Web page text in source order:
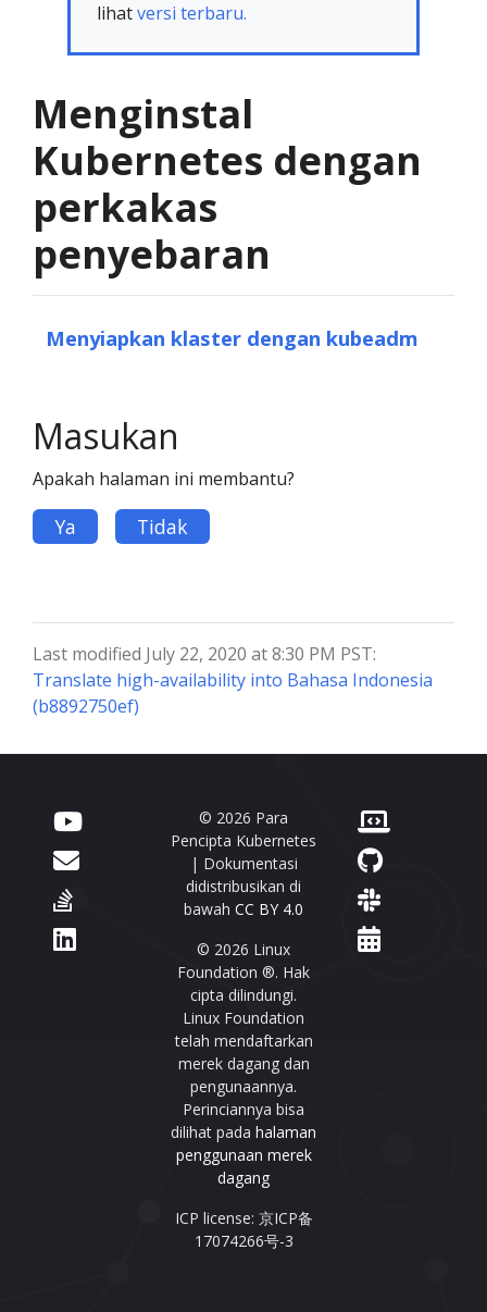
lihatversi terbaru.
Menginstal
Kubernetes dengan
perkakas
penyebaran
Menyiapkan klaster dengan kubeadm
Masukan
Apakah halaman ini membantu?
Ya Tidak
Last modified July 22, 2020 at 8:30 PM PST:
Translate high-availability into Bahasa Indonesia
(b8892750ef)
© 2026 Para
Pencipta Kubernetes
| Dokumentasi
didistribusikan di
bawah CC BY 4.0
© 2026 Linux
Foundation ®. Hak
cipta dilindungi.
Linux Foundation
telah mendaftarkan
merek dagang dan
pengunaannya.
Perinciannya bisa
dilihat pada halaman
penggunaan merek
dagang
ICP license: 京ICP备
17074266号-3